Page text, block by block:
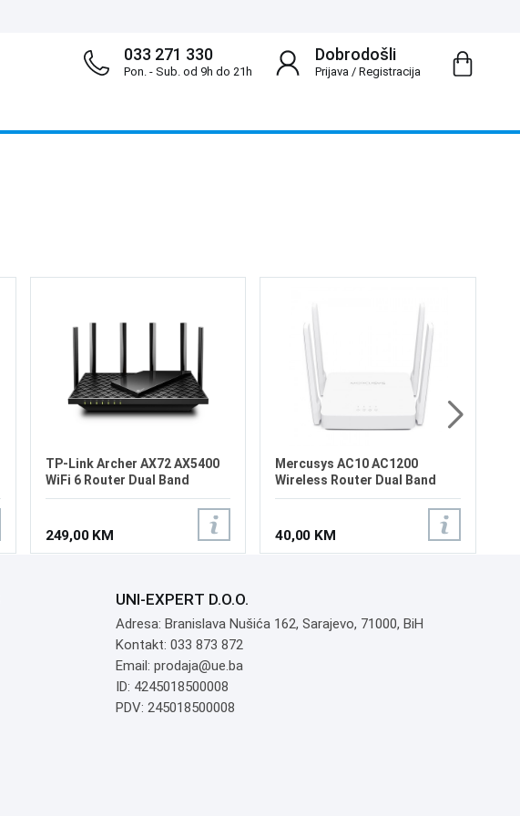
Dobrodošli
Prijava/ Registracija
033 271 330
Pon. - Sub. od 9h do 21h
TP-Link Archer AX72 AX5400
WiFi 6 Router Dual Band
249,00 KM
Mercusys AC10 AC1200
Wireless Router Dual Band
40,00 KM
UNI-EXPERT D.O.O.
Adresa: Branislava Nušića 162, Sarajevo, 71000, BiH
Kontakt: 033 873 872
Email: prodaja@ue.ba
ID: 4245018500008
PDV: 245018500008